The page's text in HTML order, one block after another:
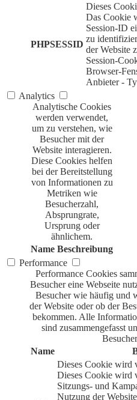
PHPSESSID
Dieses
Das Cookie
Session-ID
zu
der Website
Session-
Browser-
Anbieter -
Analytics
Analytische Cookies
werden verwendet,
um zu verstehen, wie
Besucher mit der
Website interagieren.
Diese Cookies helfen
bei der Bereitstellung
von Informationen zu
Metriken wie
Besucherzahl,
Absprungrate,
Ursprung oder
ähnlichem.
Name Beschreibung
Performance
Performance Cookies
Besucher eine Webseite
Besucher wie häufig und
der Website oder ob der
bekommen. Alle
sind zusammengefasst
Name
Dieses Cookie wird
Dieses Cookie wird
Sitzungs- und
Nutzung der